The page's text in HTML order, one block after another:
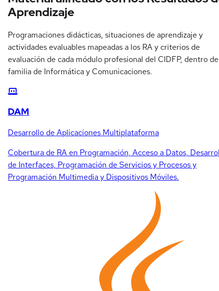
Aprendizaje
Programaciones didácticas, situaciones de aprendizaje y
actividades evaluables mapeadas a los RA y criterios de
evaluación de cada módulo profesional del CIDFP, dentro
familia de Informática y Comunicaciones.
DAM
Desarrollo de Aplicaciones Multiplataforma
Cobertura de RA en Programación, Acceso a Datos,
de Interfaces, Programación de Servicios y Procesos y
Programación Multimedia y Dispositivos Móviles.